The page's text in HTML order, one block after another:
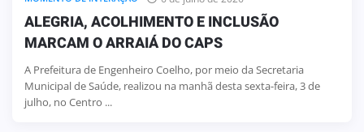
ALEGRIA, ACOLHIMENTO E INCLUSÃO
MARCAM O ARRAIÁ DO CAPS
A Prefeitura de Engenheiro Coelho, por meio da Secretaria
Municipal de Saúde, realizou na manhã desta sexta-feira, 3 de
julho, no Centro ...